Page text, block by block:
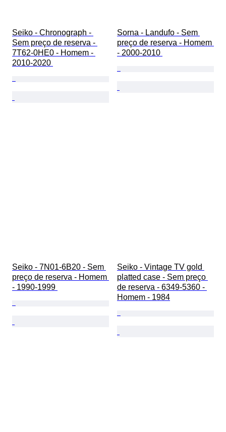
Seiko - Chronograph -
Sem preço de reserva -
7T62-0HE0 - Homem -
2010-2020
Sorna - Landufo - Sem
preço de reserva - Homem
- 2000-2010
Seiko - 7N01-6B20 - Sem
preço de reserva - Homem
- 1990-1999
Seiko - Vintage TV gold
platted case - Sem preço
de reserva - 6349-5360 -
Homem - 1984